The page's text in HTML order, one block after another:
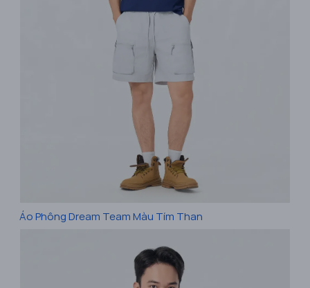
Áo Phông Dream Team Màu Tím Than